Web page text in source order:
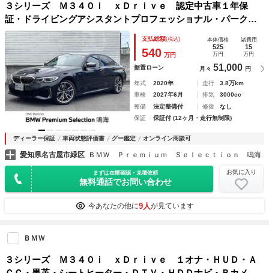
３シリーズ Ｍ３４０ｉ ｘＤｒｉｖｅ 認定中古車１年保
証・ドライビングアシスタントプロフェッショナル・パークア
シストシステムプラス・ハーマンカードン・アダプティブＭサ
スペンション・バリアブルスポーツステアリング・前席シート
ヒーター
支払総額(税込)
540 万円
本体価格
525
万円
諸費用
15
万円
据置ローン 月々 51,000 円
年式 2020年 走行
3.8万km
車検
2027年6月 排気
3000cc
整備
法定整備付 修復
なし
保証
保証付 (12ヶ月・走行無制限)
ディーラー保証 車両状態評価書 グー鑑定 オンライン商談可
愛知県名古屋市緑区 ＢＭＷ Ｐｒｅｍｉｕｍ Ｓｅｌｅｃｔｉｏｎ 鳴海
まずは在庫確認・見積依頼
無料通話でお問い合わせ
お気に入り
今あなたの他に9人が見ています
ＢＭＷ
３シリーズ Ｍ３４０ｉ ｘＤｒｉｖｅ １オナ・ＨＵＤ・Ａ